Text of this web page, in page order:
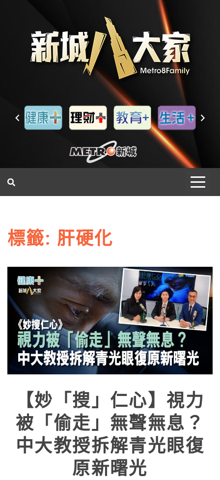
標籤: 肝硬化
【妙「搜」仁心】視力
被「偷走」無聲無息？
中大教授拆解青光眼復
原新曙光